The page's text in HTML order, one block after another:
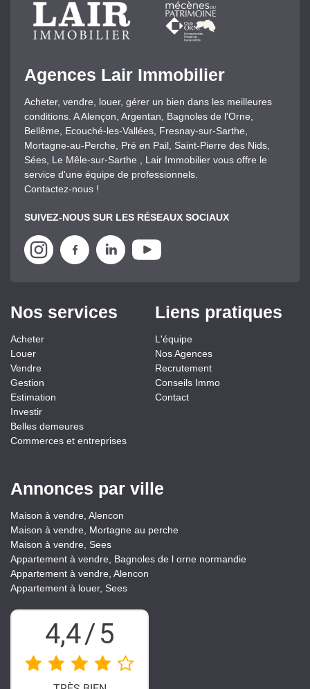
Partager
Agences Lair Immobilier
Acheter, vendre, louer, gérer un bien dans les meilleures
conditions. A Alençon, Argentan, Bagnoles de l'Orne,
Bellême, Ecouché-les-Vallées, Fresnay-sur-Sarthe,
Mortagne-au-Perche, Pré en Pail, Saint-Pierre des Nids,
Sées, Le Mêle-sur-Sarthe , Lair Immobilier vous offre le
service d'une équipe de professionnels.
Contactez-nous !
SUIVEZ-NOUS SUR LES RÉSEAUX SOCIAUX
Nos services
Acheter
Louer
Vendre
Gestion
Estimation
Investir
Belles demeures
Commerces et entreprises
Liens pratiques
L'équipe
Nos Agences
Recrutement
Conseils Immo
Contact
Annonces par ville
Maison à vendre, Alencon
Maison à vendre, Mortagne au perche
Maison à vendre, Sees
Appartement à vendre, Bagnoles de l orne normandie
Appartement à vendre, Alencon
Appartement à louer, Sees
4,4/5